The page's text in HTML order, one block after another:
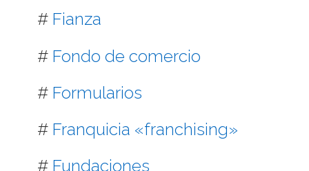
# Fianza
# Fondo de comercio
# Formularios
# Franquicia «franchising»
# Fundaciones